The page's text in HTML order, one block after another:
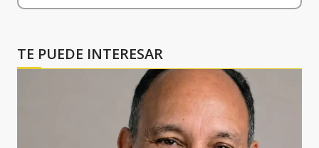
TE PUEDE INTERESAR